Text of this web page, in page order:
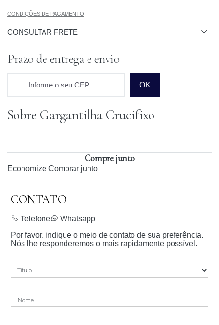
CONDIÇÕES DE PAGAMENTO
CONSULTAR FRETE
Prazo de entrega e envio
Informe o seu CEP OK
Prazo para o CEP
Sobre Gargantilha Crucifixo
Compre junto
Economize Comprar junto
CONTATO
Telefone
Whatsapp
Por favor, indique o meio de contato de sua preferência.
Nós lhe responderemos o mais rapidamente possível.
Nome